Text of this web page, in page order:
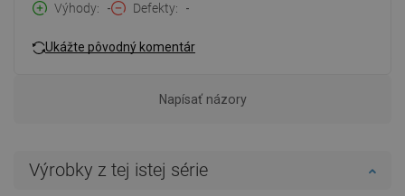
Výhody
- Defekty -
Ukážte pôvodný komentár
Napísať názory
Výrobky z tej istej série